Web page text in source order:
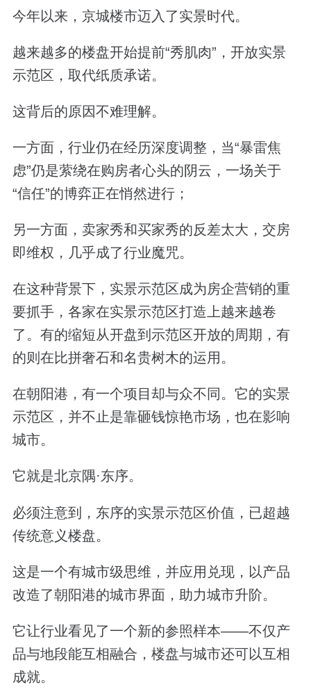
今年以来，京城楼市迈入了实景时代。
越来越多的楼盘开始提前“秀肌肉”，开放实景
示范区，取代纸质承诺。
这背后的原因不难理解。
一方面，行业仍在经历深度调整，当“暴雷焦
虑”仍是萦绕在购房者心头的阴云，一场关于
“信任”的博弈正在悄然进行；
另一方面，卖家秀和买家秀的反差太大，交房
即维权，几乎成了行业魔咒。
在这种背景下，实景示范区成为房企营销的重
要抓手，各家在实景示范区打造上越来越卷
了。有的缩短从开盘到示范区开放的周期，有
的则在比拼奢石和名贵树木的运用。
在朝阳港，有一个项目却与众不同。它的实景
示范区，并不止是靠砸钱惊艳市场，也在影响
城市。
它就是北京隅·东序。
必须注意到，东序的实景示范区价值，已超越
传统意义楼盘。
这是一个有城市级思维，并应用兑现，以产品
改造了朝阳港的城市界面，助力城市升阶。
它让行业看见了一个新的参照样本——不仅产
品与地段能互相融合，楼盘与城市还可以互相
成就。